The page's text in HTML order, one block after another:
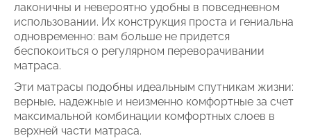
лаконичны и невероятно удобны в повседневном
использовании. Их конструкция проста и гениальна
одновременно: вам больше не придется
беспокоиться о регулярном переворачивании
матраса.
Эти матрасы подобны идеальным спутникам жизни:
верные, надежные и неизменно комфортные за счет
максимальной комбинации комфортных слоев в
верхней части матраса.